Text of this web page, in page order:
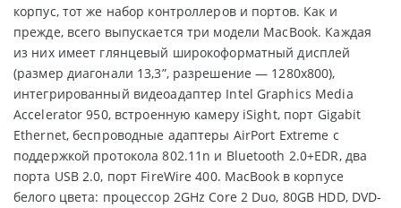
корпус, тот же набор контроллеров и портов. Как и
прежде, всего выпускается три модели MacBook. Каждая
из них имеет глянцевый широкоформатный дисплей
(размер диагонали 13,3”, разрешение — 1280x800),
интегрированный видеоадаптер Intel Graphics Media
Accelerator 950, встроенную камеру iSight, порт Gigabit
Ethernet, беспроводные адаптеры AirPort Extreme с
поддержкой протокола 802.11n и Bluetooth 2.0+EDR, два
порта USB 2.0, порт FireWire 400. MacBook в корпусе
белого цвета: процессор 2GHz Core 2 Duo, 80GB HDD, DVD-